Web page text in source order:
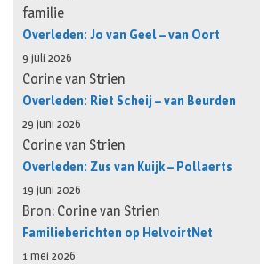
familie
Overleden: Jo van Geel – van Oort
9 juli 2026
Corine van Strien
Overleden: Riet Scheij – van Beurden
29 juni 2026
Corine van Strien
Overleden: Zus van Kuijk – Pollaerts
19 juni 2026
Bron: Corine van Strien
Familieberichten op HelvoirtNet
1 mei 2026